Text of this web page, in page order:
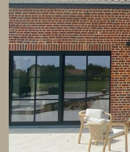
ARCHITECTURE